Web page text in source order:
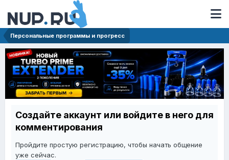
Персональные программы и прогресс
Создайте аккаунт или войдите в него для
комментирования
Пройдите простую регистрацию, чтобы начать общение
уже сейчас.